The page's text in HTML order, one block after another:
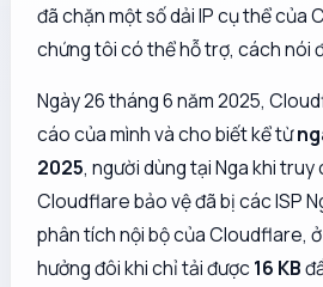
đã chặn một số dải IP cụ thể của
chứng tôi có thể hỗ trợ, cách nói
Ngày 26 tháng 6 năm 2025,
cáo của mình và cho biết kể từ
2025, người dùng tại Nga khi
Cloudflare bảo vệ đã bị các ISP
phân tích nội bộ của Cloudflare,
hưởng đôi khi chỉ tải được 16 KB